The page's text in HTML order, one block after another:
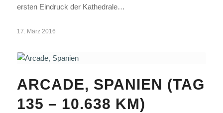
ersten Eindruck der Kathedrale…
17. März 2016
ARCADE, SPANIEN (TAG
135 – 10.638 KM)